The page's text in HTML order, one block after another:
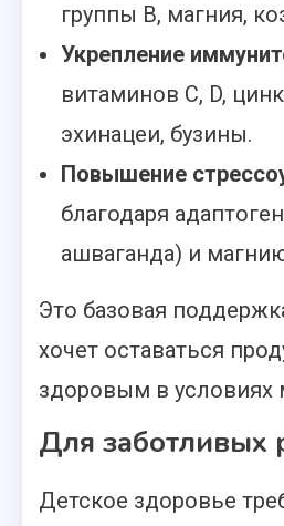
группы B, магния,
Укрепление
витаминов C, D,
эхинацеи, бузины.
Повышение
благодаря
ашваганда) и
Это базовая
хочет оставаться
здоровым в условиях
Для заботливых
Детское здоровье